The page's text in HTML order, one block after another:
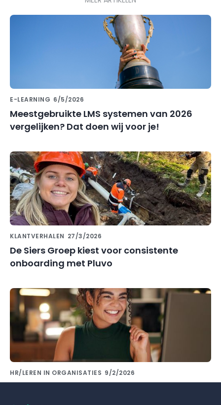
E-LEARNING 6/5/2026
Meestgebruikte LMS systemen van 2026
vergelijken? Dat doen wij voor je!
KLANTVERHALEN 27/3/2026
De Siers Groep kiest voor consistente
onboarding met Pluvo
HR/LEREN IN ORGANISATIES 9/2/2026